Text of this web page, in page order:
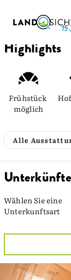
Highlights
Frühstück
möglich
Alle
Unterkünfte
Wählen Sie eine
Unterkunftsart